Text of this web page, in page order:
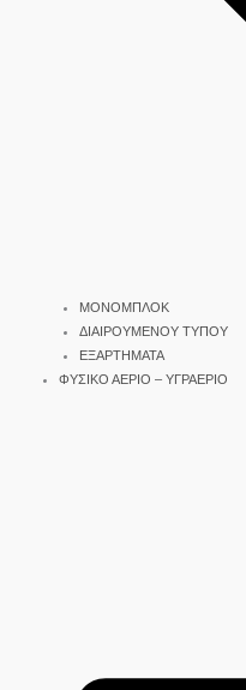
ΜΟΝΟΜΠΛΟΚ
ΔΙΑΙΡΟΥΜΕΝΟΥ ΤΥΠΟΥ
ΕΞΑΡΤΗΜΑΤΑ
ΦΥΣΙΚΟ ΑΕΡΙΟ – ΥΓΡΑΕΡΙΟ